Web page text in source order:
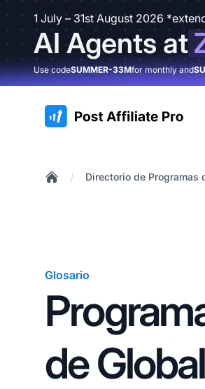
1 July – 31st August 2026
AI Agents at
Use codeSUMMER-33Mfor monthly and
:site.title
/ Directorio de Programas
Glosario
de